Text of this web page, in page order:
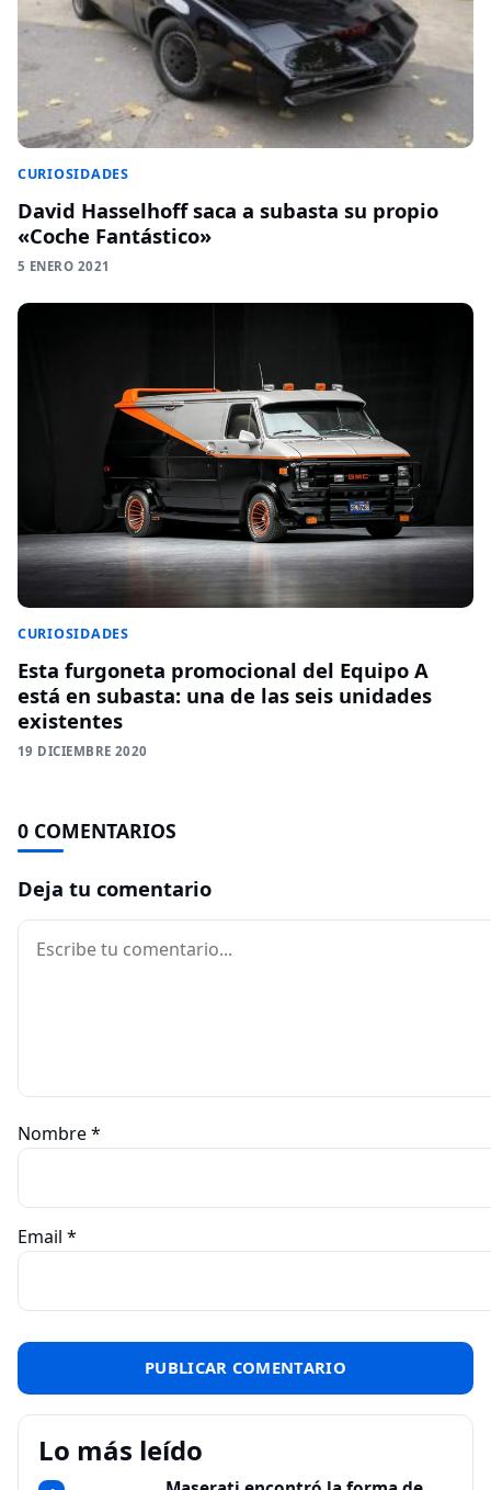
CURIOSIDADES
David Hasselhoff saca a subasta su propio
«Coche Fantástico»
5 ENERO 2021
CURIOSIDADES
Esta furgoneta promocional del Equipo A
está en subasta: una de las seis unidades
existentes
19 DICIEMBRE 2020
0 COMENTARIOS
Deja tu comentario
Comentario
Nombre*
Email *
Lo más leído